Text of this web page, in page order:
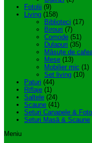
Fotolii (9)
Living (158)
Biblioteci (17)
Birouri (7)
Comode (51)
Dulapuri (35)
Măsuțe de
Mese (13)
Mobilier mic (1)
Set living (10)
Paturi (44)
Riflaje (1)
Saltele (24)
Scaune (41)
Seturi Canapele &
Seturi Masă & Scaune
Meniu